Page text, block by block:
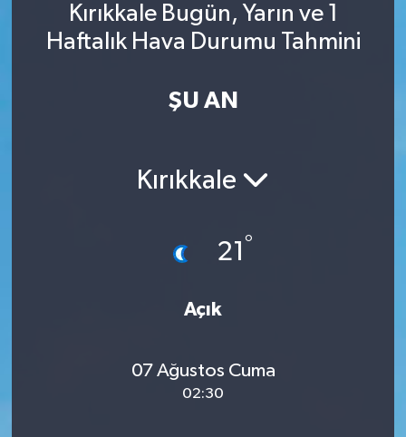
Kırıkkale Bugün, Yarın ve 1
Haftalık Hava Durumu Tahmini
ŞU AN
Kırıkkale
21°
Açık
07 Ağustos Cuma
02:30